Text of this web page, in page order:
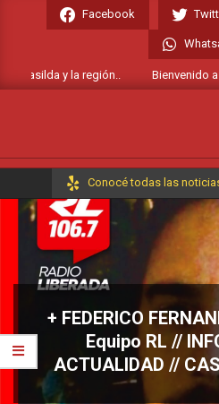
Facebook
Casilda y la región.. Bienvenido a
Primary
Menu
Conocé todas las
+ FEDERICO
Equipo RL //
ACTUALIDAD //